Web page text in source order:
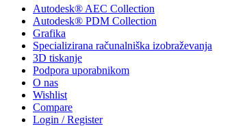
Autodesk® AEC Collection
Autodesk® PDM Collection
Grafika
Specializirana računalniška izobraževanja
3D tiskanje
Podpora uporabnikom
O nas
Wishlist
Compare
Login / Register